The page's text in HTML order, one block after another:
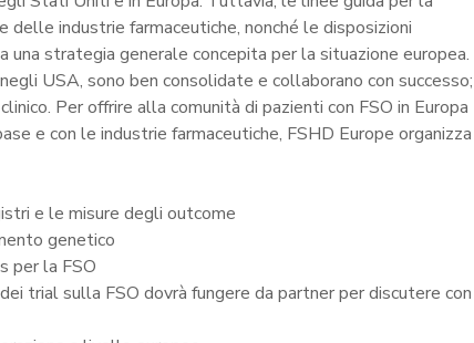
industrie farmaceutiche, nonché le disposizioni
strategia generale concepita per la situazione europea.
USA, sono ben consolidate e collaborano con successo;
Per offrire alla comunità di pazienti con FSO in Europa
e con le industrie farmaceutiche, FSHD Europe organizza
e le misure degli outcome
genetico
per la FSO
trial sulla FSO dovrà fungere da partner per discutere con